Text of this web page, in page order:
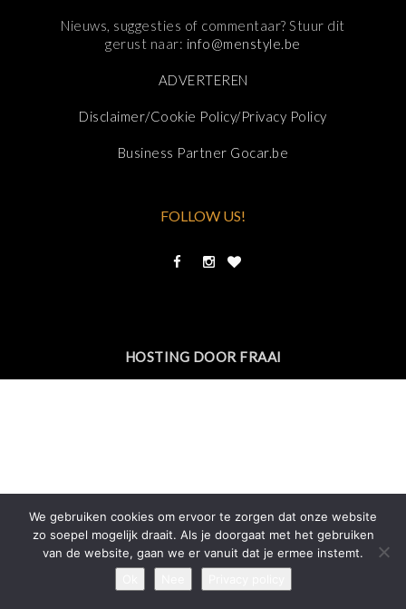
Nieuws, suggesties of commentaar? Stuur dit
gerust naar: info@menstyle.be
ADVERTEREN
Disclaimer/Cookie Policy/Privacy Policy
Business Partner Gocar.be
FOLLOW US!
HOSTING DOOR FRAAI
We gebruiken cookies om ervoor te zorgen dat onze website
zo soepel mogelijk draait. Als je doorgaat met het gebruiken
van de website, gaan we er vanuit dat je ermee instemt.